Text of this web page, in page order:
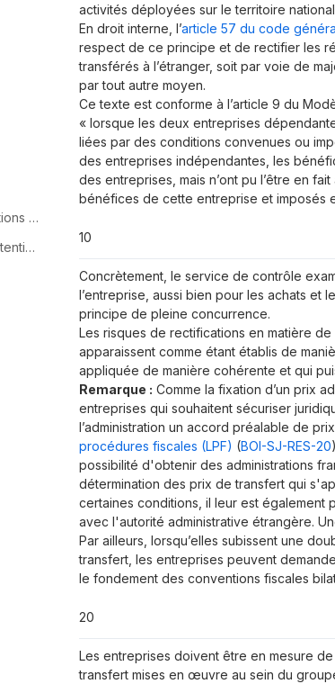
Régimes d'imposition et obligations déclaratives
Recouvrement, contrôle et contentieux
activités déployées sur le territoire
En droit interne, l’article 57 du code
respect de ce principe et de rectifier les
transférés à l’étranger, soit par voie de
par tout autre moyen.
Ce texte est conforme à l’article 9 du
« lorsque les deux entreprises
liées par des conditions convenues ou
des entreprises indépendantes, les
des entreprises, mais n’ont pu l’être en
bénéfices de cette entreprise et imposés
10
Concrètement, le service de contrôle
l’entreprise, aussi bien pour les achats et
principe de pleine concurrence.
Les risques de rectifications en matière
apparaissent comme étant établis de
appliquée de manière cohérente et qui
Remarque : Comme la fixation d’un prix
entreprises qui souhaitent sécuriser
l’administration un accord préalable de
procédures fiscales (LPF) (BOI-SJ-RES-20
possibilité d'obtenir des administrations
détermination des prix de transfert qui
certaines conditions, il leur est
avec l'autorité administrative étrangère.
Par ailleurs, lorsqu’elles subissent une
transfert, les entreprises peuvent
le fondement des conventions fiscales
20
Les entreprises doivent être en mesure
transfert mises en œuvre au sein du